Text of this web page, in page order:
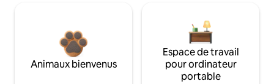
Animaux bienvenus
Espace de travail
pour ordinateur
portable